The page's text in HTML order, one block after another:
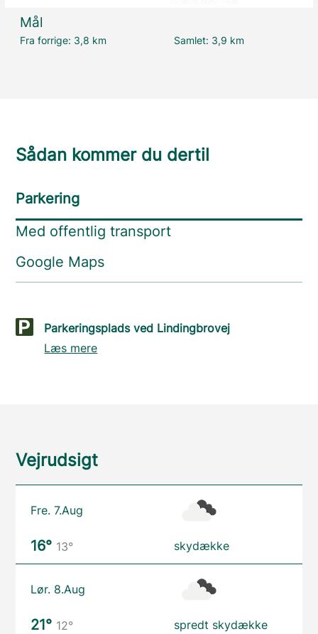
Mål
Fra forrige: 3,8 km Samlet: 3,9 km
Sådan kommer du dertil
Parkering
Med offentlig transport
Google Maps
Parkeringsplads ved Lindingbrovej
Læs mere
Vejrudsigt
Fre. 7.Aug
16° 13° skydække
Lør. 8.Aug
21° 12° spredt skydække